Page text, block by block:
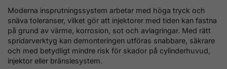
Moderna insprutningssystem arbetar med höga tryck och
snäva toleranser, vilket gör att injektorer med tiden kan fastna
på grund av värme, korrosion, sot och avlagringar. Med rätt
spridarverktyg kan demonteringen utföras snabbare, säkrare
och med betydligt mindre risk för skador på cylinderhuvud,
injektor eller bränslesystem.